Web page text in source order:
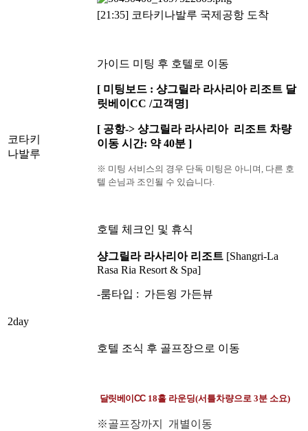
코타키
나발루
[21:35] 코타키나발루 국제공항 도착
가이드 미팅 후 호텔로 이동
[ 미팅보드 : 샹그릴라 라사리아 리조트 달
릿베이CC /고객명]
[ 공항-> 샹그릴라 라사리아 리조트 차량
이동 시간: 약 40분 ]
※ 미팅 서비스의 경우 단독 미팅은 아니며, 다른 호
텔 손님과 조인될 수 있습니다.
호텔 체크인 및 휴식
샹그릴라 라사리아 리조트 [Shangri-La
Rasa Ria Resort & Spa]
-룸타입 : 가든윙 가든뷰
2day
호텔 조식 후 골프장으로 이동
달릿베이CC18홀 라운딩(서틀차량으로 3분 소요)
※골프장까지 개별이동